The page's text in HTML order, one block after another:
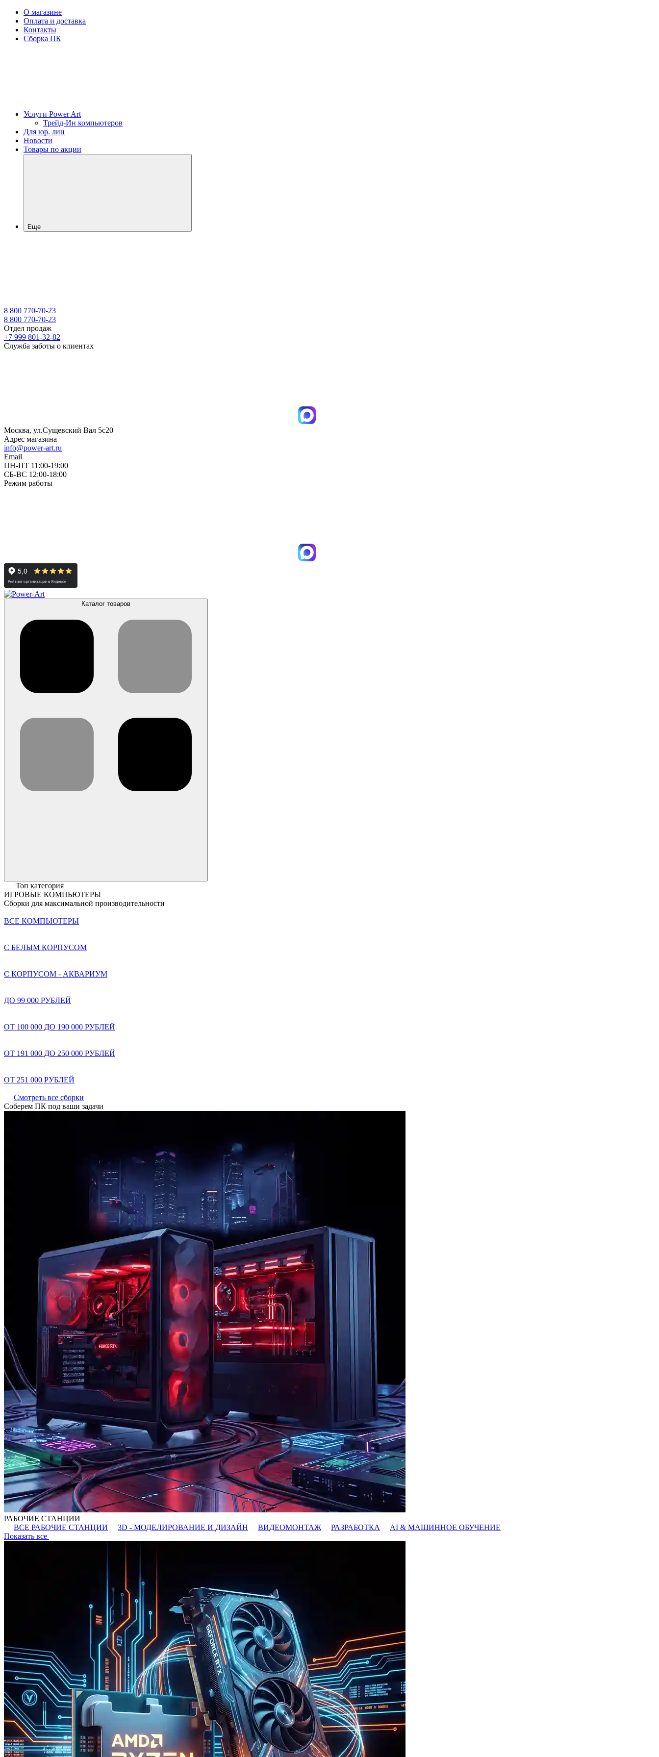
О магазине
Оплата и доставка
Контакты
Сборка ПК
Услуги Power Art
Трейд-Ин компьютеров
Для юр. лиц
Новости
Товары по акции
Еще
8 800 770-70-23
8 800 770-70-23
Отдел продаж
+7 999 801-32-82
Служба заботы о клиентах
Москва, ул.Сущевский Вал 5с20
Адрес магазина
info@power-art.ru
Email
ПН-ПТ 11:00-19:00
СБ-ВС 12:00-18:00
Режим работы
Каталог товаров
Топ категория
ИГРОВЫЕ КОМПЬЮТЕРЫ
Сборки для максимальной производительности
ВСЕ КОМПЬЮТЕРЫ
С БЕЛЫМ КОРПУСОМ
С КОРПУСОМ - АКВАРИУМ
ДО 99 000 РУБЛЕЙ
ОТ 100 000 ДО 190 000 РУБЛЕЙ
ОТ 191 000 ДО 250 000 РУБЛЕЙ
ОТ 251 000 РУБЛЕЙ
Смотреть все сборки
Соберем ПК под ваши задачи
РАБОЧИЕ СТАНЦИИ
ВСЕ РАБОЧИЕ СТАНЦИИ
3D - МОДЕЛИРОВАНИЕ И ДИЗАЙН ВИДЕОМОНТАЖ РАЗРАБОТКА
AI & МАШИННОЕ ОБУЧЕНИЕ
Показать все